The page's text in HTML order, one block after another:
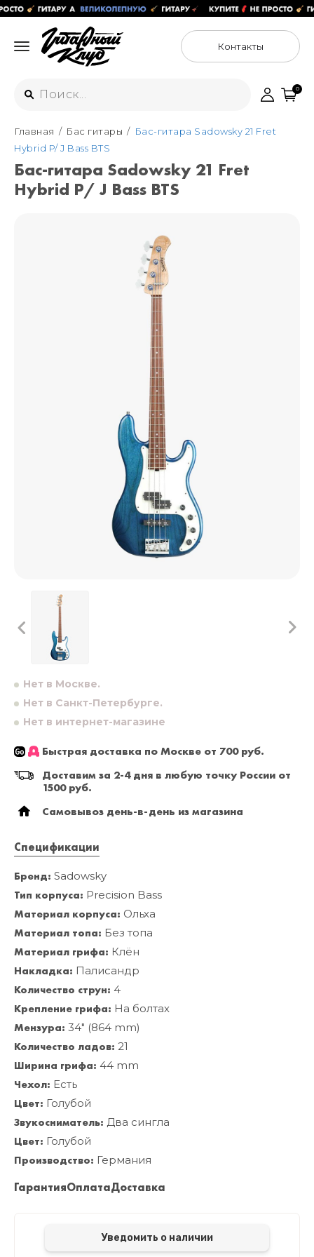
Контакты
Интернет-магазин
+7 (925) 125-54-44
Москва
+7 (925) 176-55-65
ул. Гороховая 49Б, "SENO"
Мастерские
+7 (925) 879-85-35
Санкт-Петербург
0
Главная Бас гитары
Бас-гитара Sadowsky 21 Fret
Hybrid P/ J Bass BTS
Бас-гитара Sadowsky 21 Fret
Hybrid P/ J Bass BTS
Нет в Москве.
Нет в Санкт-Петербурге.
Нет в интернет-магазине
Быстрая доставка по Москве от 700 руб.
Доставим за 2-4 дня в любую точку России от
1500 руб.
Самовывоз день-в-день из магазина
Спецификации
Бренд: Sadowsky
Тип корпуса: Precision Bass
Материал корпуса: Ольха
Материал топа: Без топа
Материал грифа: Клён
Накладка: Палисандр
Количество струн: 4
Крепление грифа: На болтах
Мензура: 34" (864 mm)
Количество ладов: 21
Ширина грифа: 44 mm
Чехол: Есть
Цвет: Голубой
Звукосниматель: Два сингла
Цвет: Голубой
Производство: Германия
ГарантияОплатаДоставка
Уведомить о наличии